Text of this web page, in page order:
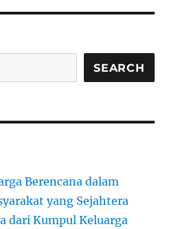
SEARCH
Berencana dalam
yang Sejahtera
dari Kumpul Keluarga